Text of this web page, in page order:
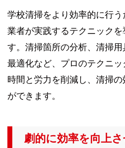
学校清掃をより効率的に行
業者が実践するテクニック
す。清掃箇所の分析、清掃
最適化など、プロのテクニッ
時間と労力を削減し、清掃
ができます。
劇的に効率を向上